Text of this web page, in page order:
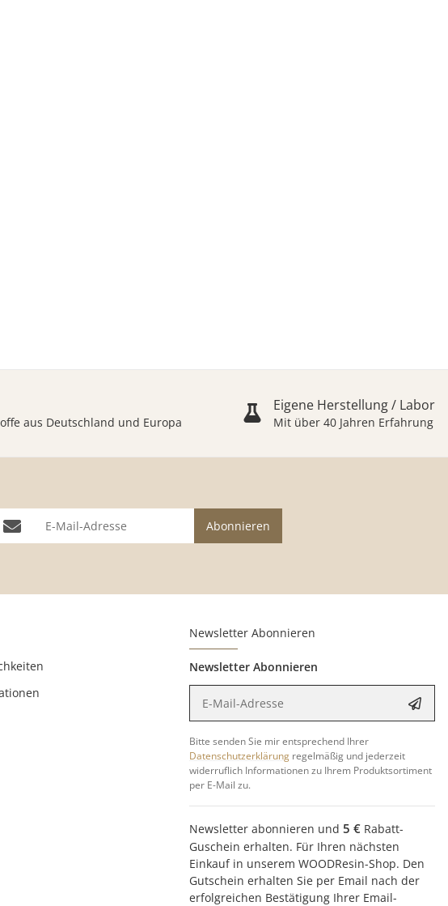
aus Deutschland und Europa
Eigene Herstellung / Labor
Mit über 40 Jahren Erfahrung
E-Mail-Adresse Abonnieren
Newsletter Abonnieren
Newsletter Abonnieren
Bitte senden Sie mir entsprechend Ihrer
Datenschutzerklärung regelmäßig und jederzeit
widerruflich Informationen zu Ihrem Produktsortiment
per E-Mail zu.
Newsletter abonnieren und 5 € Rabatt-
Guschein erhalten. Für Ihren nächsten
Einkauf in unserem WOODResin-Shop. Den
Gutschein erhalten Sie per Email nach der
erfolgreichen Bestätigung Ihrer Email-